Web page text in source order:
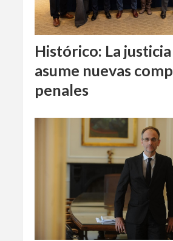
Histórico: La
asume nuevas
penales